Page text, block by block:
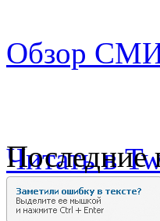
Обзор СМИ
Последние
Читать в